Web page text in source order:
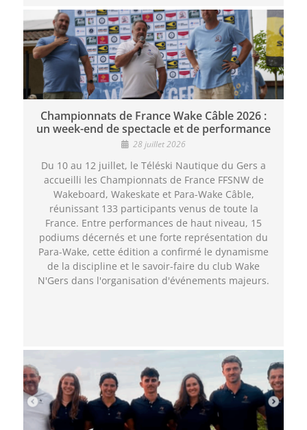
Championnats de France Wake Câble 2026 :
un week-end de spectacle et de performance
28 juillet 2026
Du 10 au 12 juillet, le Téléski Nautique du Gers a
accueilli les Championnats de France FFSNW de
Wakeboard, Wakeskate et Para-Wake Câble,
réunissant 133 participants venus de toute la
France. Entre performances de haut niveau, 15
podiums décernés et une forte représentation du
Para-Wake, cette édition a confirmé le dynamisme
de la discipline et le savoir-faire du club Wake
N'Gers dans l'organisation d'événements majeurs.